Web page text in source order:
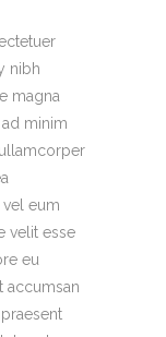
nibh
magna
minim
eum
velit esse
eu
accumsan